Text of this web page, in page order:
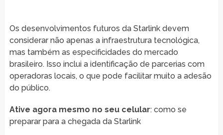
Os desenvolvimentos futuros da Starlink devem
considerar não apenas a infraestrutura tecnológica,
mas também as especificidades do mercado
brasileiro. Isso inclui a identificação de parcerias com
operadoras locais, o que pode facilitar muito a adesão
do público.
Ative agora mesmo no seu celular: como se
preparar para a chegada da Starlink